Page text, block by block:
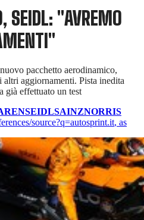
SEIDL: "AVREMO
pacchetto aerodinamico,
aggiornamenti. Pista inedita
già effettuato un test
SEIDLSAINZNORRIS
source?q=autosprint.it, as